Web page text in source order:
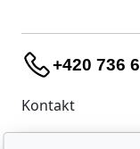
+420 736
Kontakt